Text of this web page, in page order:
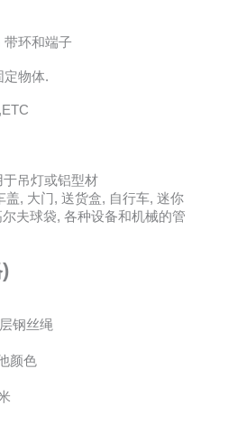
带环和端子
定物体.
于吊灯或铝型材
盖, 大门, 送货盒, 自行车, 迷你
夫球袋, 各种设备和机械的管
钢丝绳
颜色